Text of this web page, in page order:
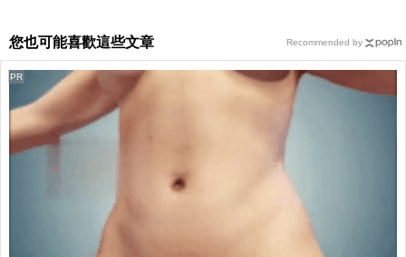
您也可能喜歡這些文章
PR
Recommended by